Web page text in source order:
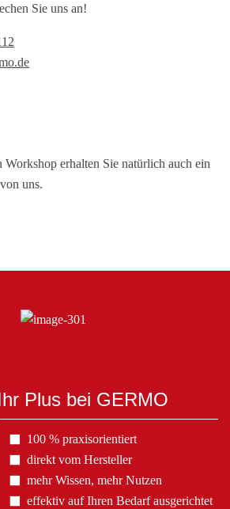
Sie uns an!
erhalten Sie natürlich auch ein
uns.
Plus bei GERMO
100 % praxisorientiert
direkt vom Hersteller
mehr Wissen, mehr Nutzen
effektiv auf Ihren Bedarf ausgerichtet